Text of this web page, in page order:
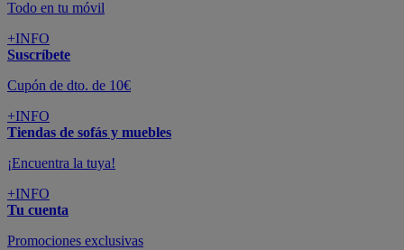
Todo en tu móvil
+INFO
Suscríbete
Cupón de dto. de 10€
+INFO
Tiendas de sofás y muebles
¡Encuentra la tuya!
+INFO
Tu cuenta
Promociones exclusivas